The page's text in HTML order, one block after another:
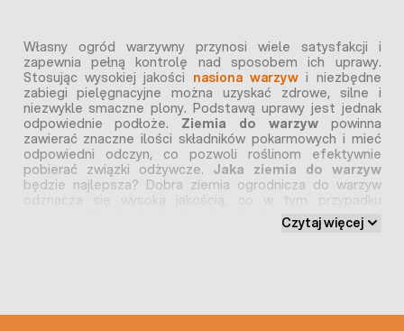
Własny ogród warzywny przynosi wiele satysfakcji i
zapewnia pełną kontrolę nad sposobem ich uprawy.
Stosując wysokiej jakości nasiona warzywi niezbędne
zabiegi pielęgnacyjne można uzyskać zdrowe, silne i
niezwykle smaczne plony. Podstawą uprawy jest jednak
odpowiednie podłoże. Ziemia do warzywpowinna
zawierać znaczne ilości składników pokarmowych i mieć
odpowiedni odczyn, co pozwoli roślinom efektywnie
pobierać związki odżywcze. Jaka ziemia do warzyw
będzie najlepsza? Dobra ziemia ogrodnicza do warzyw
odznacza się wysoką jakością, co w tym przypadku
oznacza głównie, że jest pełna korzystnych dla roślin
związków mineralnych, wolna od zanieczyszczeń i nasion.
Czytaj więcej